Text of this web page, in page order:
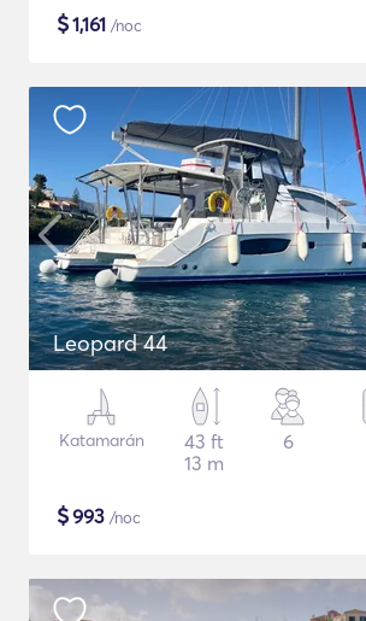
$1,161 /noc
Leopard 44
Katamarán
43 ft
13 m
6
$993 /noc